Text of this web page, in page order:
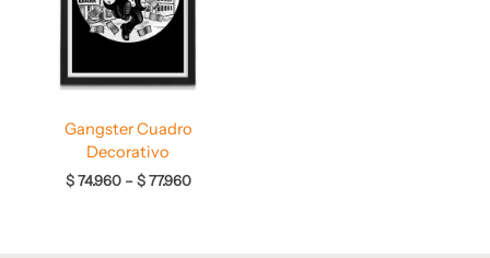
Gangster Cuadro
Decorativo
$74.960 – $77.960